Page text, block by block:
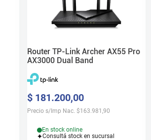
Router TP-Link Archer AX55 Pro
AX3000 Dual Band
$ 181.200,00
Precio s/Imp Nac. $163.981,90
En stock online
Consultá stock en sucursal